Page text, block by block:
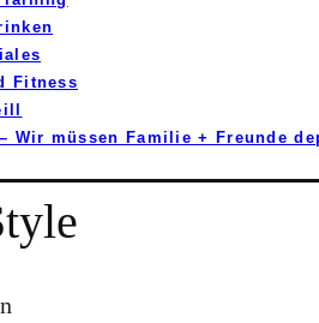
Fitness
– Wir müssen Familie + Freunde